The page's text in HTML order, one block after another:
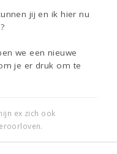
jij en ik hier nu
we een nieuwe
je er druk om te
ex zich ook